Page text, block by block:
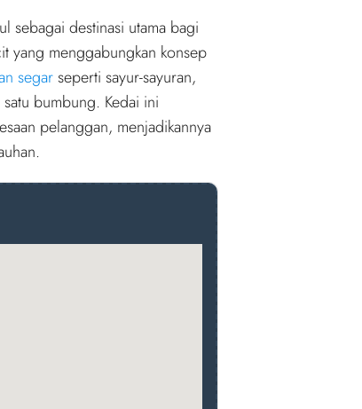
sebagai destinasi utama bagi
yang menggabungkan konsep
segarseperti sayur-sayuran,
bumbung. Kedai ini
pelanggan, menjadikannya